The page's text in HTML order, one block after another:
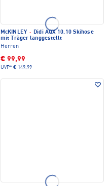
McKINLEY · Didi AQX 10.10 Skihose
mit Träger langgestellt
Herren
€ 99,99
UVP* € 149,99